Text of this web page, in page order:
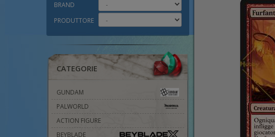
BRAND
PRODUTTORE
CATEGORIE
GUNDAM
PALWORLD
ACTION FIGURE
BEYBLADE